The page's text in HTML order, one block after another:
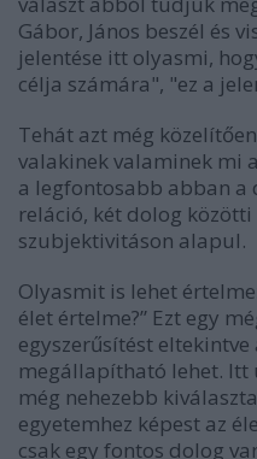
Gábor, János beszél és
jelentése itt olyasmi,
célja számára", "ez a
Tehát azt még
valakinek valaminek mi
a legfontosabb abban a
reláció, két dolog közötti
szubjektivitáson alapul.
Olyasmit is lehet
élet értelme?” Ezt egy
egyszerűsítést
megállapítható lehet. Itt
még nehezebb
egyetemhez képest az
csak egy fontos dolog